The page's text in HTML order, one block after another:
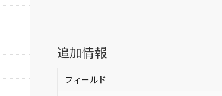
追加情報
フィールド